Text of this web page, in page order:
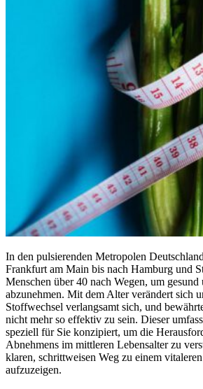
In den pulsierenden Metropolen
Frankfurt am Main bis nach Hamburg und
Menschen über 40 nach Wegen, um gesund
abzunehmen. Mit dem Alter verändert sich
Stoffwechsel verlangsamt sich, und
nicht mehr so effektiv zu sein. Dieser
speziell für Sie konzipiert, um die
Abnehmens im mittleren Lebensalter zu
klaren, schrittweisen Weg zu einem
aufzuzeigen.